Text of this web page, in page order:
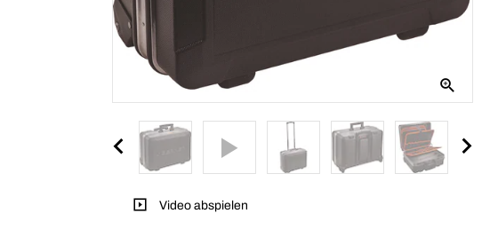
Video abspielen